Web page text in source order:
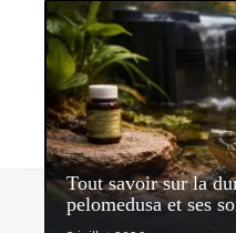
Tout savoir sur la
pelomedusa et ses
Contact